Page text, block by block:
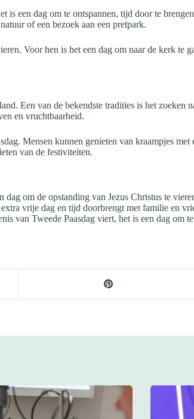
een dag om te ontspannen, tijd door te
of een bezoek aan een pretpark.
Voor hen is het een dag om naar de kerk te
Een van de bekendste tradities is het zoeken
en vruchtbaarheid.
Mensen kunnen genieten van kraampjes
van de festiviteiten.
om de opstanding van Jezus Christus te
vrije dag en tijd doorbrengt met familie en
van Tweede Paasdag viert, het is een dag om